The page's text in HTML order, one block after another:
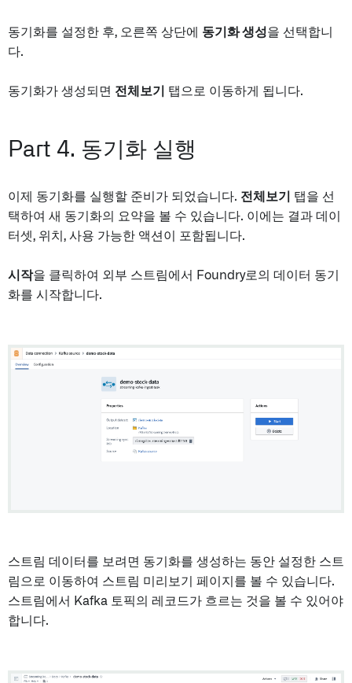
동기화를 설정한 후, 오른쪽 상단에 동기화 생성을 선택합니
다.
동기화가 생성되면 전체보기 탭으로 이동하게 됩니다.
Part 4. 동기화 실행
이제 동기화를 실행할 준비가 되었습니다. 전체보기
탭을 선
택하여 새 동기화의 요약을 볼 수 있습니다. 이에는 결과 데이
터셋, 위치, 사용 가능한 액션이 포함됩니다.
시작을 클릭하여 외부 스트림에서 Foundry로의 데이터 동기
화를 시작합니다.
스트림 데이터를 보려면 동기화를 생성하는 동안 설정한 스트
림으로 이동하여 스트림 미리보기 페이지를 볼 수 있습니다.
스트림에서 Kafka 토픽의 레코드가 흐르는 것을 볼 수 있어야
합니다.